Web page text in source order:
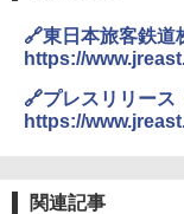
🔗東日本旅客鉄道
https://
🔗プレスリリース
https://
関連記事